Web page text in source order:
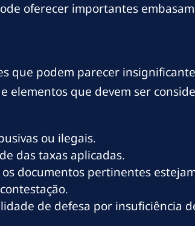
oferecer importantes
que podem parecer
elementos que devem ser
ou ilegais.
das taxas aplicadas.
documentos pertinentes
de defesa por insuficiência